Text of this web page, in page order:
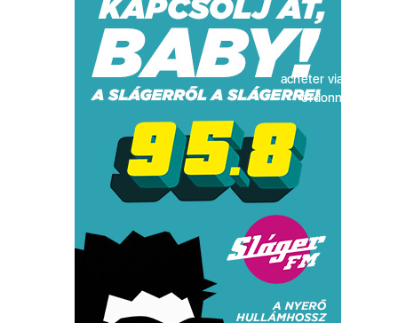
acheter viagra sans
ordonnance